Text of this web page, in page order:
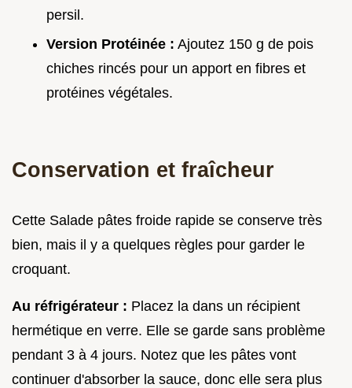
persil.
Version Protéinée : Ajoutez 150 g de pois
chiches rincés pour un apport en fibres et
protéines végétales.
Conservation et fraîcheur
Cette Salade pâtes froide rapide se conserve très
bien, mais il y a quelques règles pour garder le
croquant.
Au réfrigérateur : Placez la dans un récipient
hermétique en verre. Elle se garde sans problème
pendant 3 à 4 jours. Notez que les pâtes vont
continuer d'absorber la sauce, donc elle sera plus